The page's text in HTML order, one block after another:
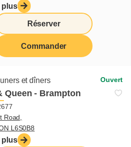
plus
Réserver
Commander
et dîners Ouvert
Queen - Brampton
Road,
L6S0B8
plus
de viande
bacon, jambon, bologne,
de dinde.
à déjeuner à base de
frais